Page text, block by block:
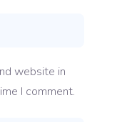
website in
I comment.